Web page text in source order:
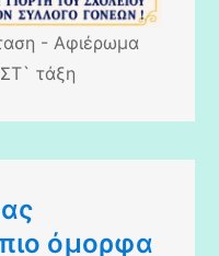
- Αφιέρωμα
τάξη
όμορφα